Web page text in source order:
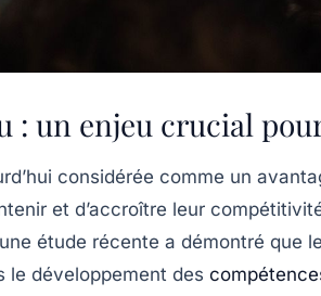
: un enjeu crucial
considérée comme un
et d’accroître leur
étude récente a démontré que
le développement des